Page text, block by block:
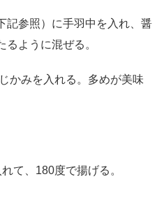
参照）に手羽中を入れ、醤
ように混ぜる。
かみを入れる。多めが美味
て、180度で揚げる。